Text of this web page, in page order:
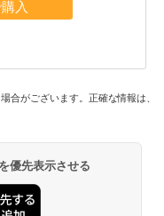
合がございます。正確な情報は、
優先表示させる